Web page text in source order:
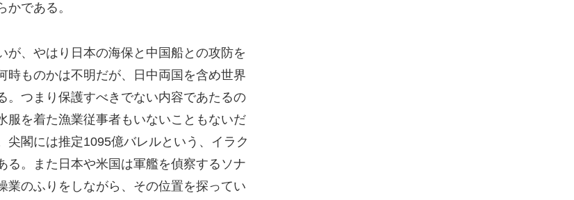
である。
、やはり日本の海保と中国船との攻防を
ものかは不明だが、日中両国を含め世界
。つまり保護すべきでない内容であたるの
服を着た漁業従事者もいないこともないだ
閣には推定1095億バレルという、イラク
。また日本や米国は軍艦を偵察するソナ
業のふりをしながら、その位置を探ってい